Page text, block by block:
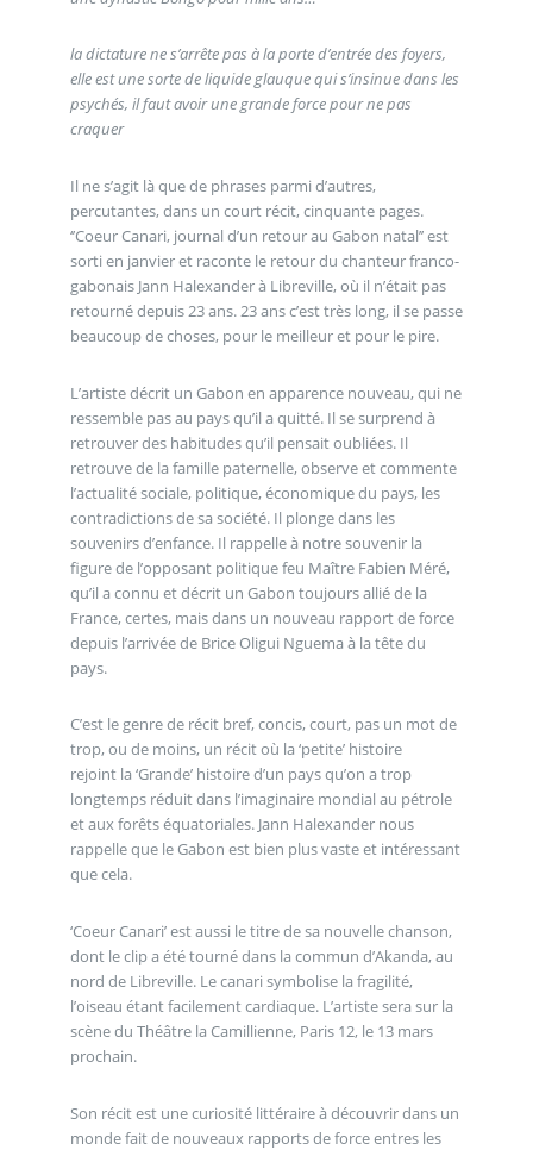
la dictature ne s’arrête pas à la porte d’entrée des foyers,
elle est une sorte de liquide glauque qui s’insinue dans les
psychés, il faut avoir une grande force pour ne pas
craquer
Il ne s’agit là que de phrases parmi d’autres,
percutantes, dans un court récit, cinquante pages.
‘’Coeur Canari, journal d’un retour au Gabon natal’’ est
sorti en janvier et raconte le retour du chanteur franco-
gabonais Jann Halexander à Libreville, où il n’était pas
retourné depuis 23 ans. 23 ans c’est très long, il se passe
beaucoup de choses, pour le meilleur et pour le pire.
L’artiste décrit un Gabon en apparence nouveau, qui ne
ressemble pas au pays qu’il a quitté. Il se surprend à
retrouver des habitudes qu’il pensait oubliées. Il
retrouve de la famille paternelle, observe et commente
l’actualité sociale, politique, économique du pays, les
contradictions de sa société. Il plonge dans les
souvenirs d’enfance. Il rappelle à notre souvenir la
figure de l’opposant politique feu Maître Fabien Méré,
qu’il a connu et décrit un Gabon toujours allié de la
France, certes, mais dans un nouveau rapport de force
depuis l’arrivée de Brice Oligui Nguema à la tête du
pays.
C’est le genre de récit bref, concis, court, pas un mot de
trop, ou de moins, un récit où la ‘petite’ histoire
rejoint la ‘Grande’ histoire d’un pays qu’on a trop
longtemps réduit dans l’imaginaire mondial au pétrole
et aux forêts équatoriales. Jann Halexander nous
rappelle que le Gabon est bien plus vaste et intéressant
que cela.
‘Coeur Canari’ est aussi le titre de sa nouvelle chanson,
dont le clip a été tourné dans la commun d’Akanda, au
nord de Libreville. Le canari symbolise la fragilité,
l’oiseau étant facilement cardiaque. L’artiste sera sur la
scène du Théâtre la Camillienne, Paris 12, le 13 mars
prochain.
Son récit est une curiosité littéraire à découvrir dans un
monde fait de nouveaux rapports de force entres les